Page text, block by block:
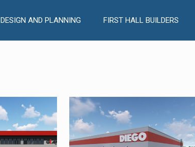
DESIGN AND PLANNING FIRST HALL BUILDERS